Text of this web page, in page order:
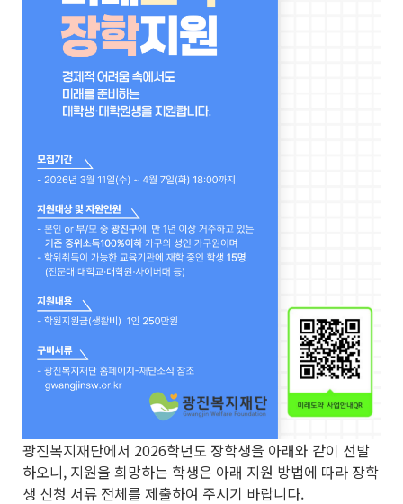
광진복지재단에서 2026학년도 장학생을 아래와 같이 선발
하오니, 지원을 희망하는 학생은 아래 지원 방법에 따라 장학
생 신청 서류 전체를 제출하여 주시기 바랍니다.